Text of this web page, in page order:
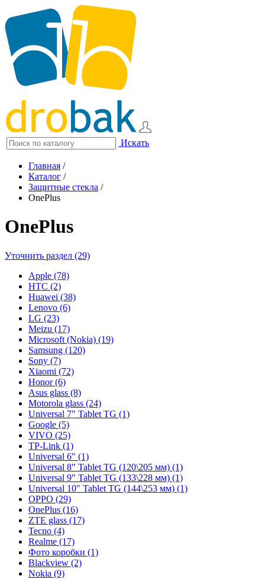
Искать
Главная /
Каталог /
Защитные стекла /
OnePlus
OnePlus
Уточнить раздел (29)
Apple (78)
HTC (2)
Huawei (38)
Lenovo (6)
LG (23)
Meizu (17)
Microsoft (Nokia) (19)
Samsung (120)
Sony (7)
Xiaomi (72)
Honor (6)
Asus glass (8)
Motorola glass (24)
Universal 7" Tablet TG (1)
Google (5)
VIVO (25)
TP-Link (1)
Universal 6" (1)
Universal 8" Tablet TG (120\205 мм) (1)
Universal 9" Tablet TG (133\228 мм) (1)
Universal 10" Tablet TG (144\253 мм) (1)
OPPO (29)
OnePlus (16)
ZTE glass (17)
Tecno (4)
Realme (17)
Фото коробки (1)
Blackview (2)
Nokia (9)